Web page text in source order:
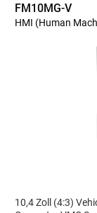
FM10MG-V
HMI (Human
10,4 Zoll (4:3)